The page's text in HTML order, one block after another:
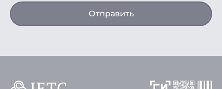
Отправить